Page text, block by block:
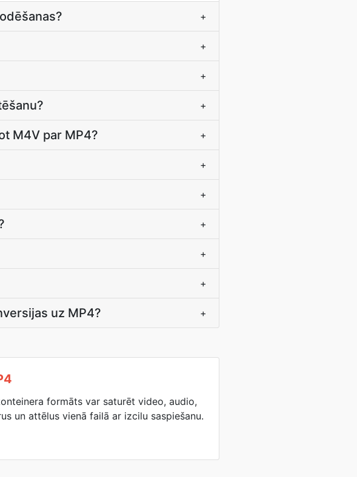
+
+
+
+
M4V par MP4? +
+
+
+
+
+
uz MP4? +
formāts var saturēt video, audio,
un attēlus vienā failā ar izcilu saspiešanu.